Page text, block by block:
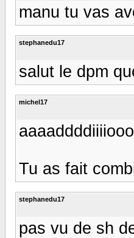
manu tu vas
stephanedu17
salut le dpm
michel17
Tu as fait
stephanedu17
pas vu de sh